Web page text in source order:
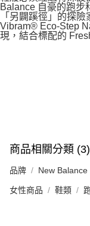
Balance 自豪的跑步
「另闢蹊徑」的探
Vibram® Eco-Step
現，結合標配的
商品相關分類 (3)
品牌 New Balance
女性商品 鞋類